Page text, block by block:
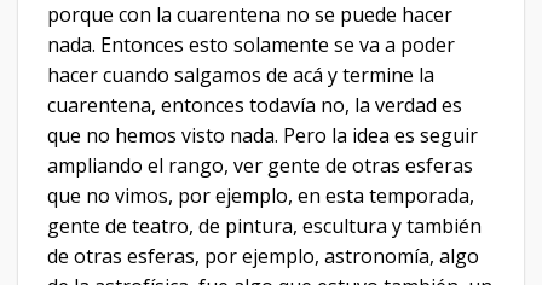
porque con la cuarentena no se puede hacer
nada. Entonces esto solamente se va a poder
hacer cuando salgamos de acá y termine la
cuarentena, entonces todavía no, la verdad es
que no hemos visto nada. Pero la idea es seguir
ampliando el rango, ver gente de otras esferas
que no vimos, por ejemplo, en esta temporada,
gente de teatro, de pintura, escultura y también
de otras esferas, por ejemplo, astronomía, algo